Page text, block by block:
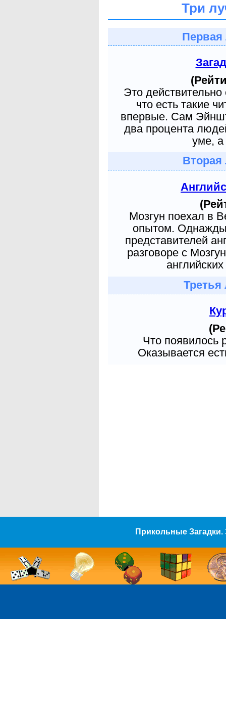
Три
Первая
Это
что есть такие
впервые. Сам
два процента
уме, а
Вторая
Мозгун поехал в
опытом. Однажды
представителей
разговоре с
Третья
Что появилось
Оказывается
Прикольные